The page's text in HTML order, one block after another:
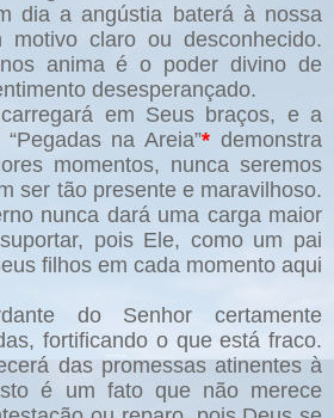
dia a angústia baterá à nossa
claro ou desconhecido.
anima é o poder divino de
desesperançado.
em Seus braços, e a
na Areia”* demonstra
momentos, nunca seremos
ser tão presente e maravilhoso.
nunca dará uma carga maior
pois Ele, como um pai
filhos em cada momento aqui
do Senhor certamente
fortificando o que está fraco.
das promessas atinentes à
é um fato que não merece